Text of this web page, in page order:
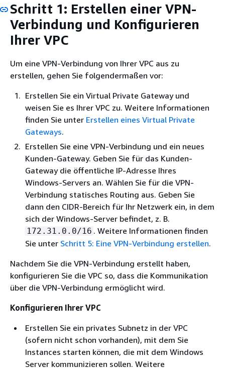
Schritt 1: Erstellen einer VPN-
Verbindung und Konfigurieren
Ihrer VPC
Um eine VPN-Verbindung von Ihrer VPC aus zu
erstellen, gehen Sie folgendermaßen vor:
Erstellen Sie ein Virtual Private Gateway und
weisen Sie es Ihrer VPC zu. Weitere Informationen
finden Sie unter Erstellen eines Virtual Private
Gateways.
Erstellen Sie eine VPN-Verbindung und ein neues
Kunden-Gateway. Geben Sie für das Kunden-
Gateway die öffentliche IP-Adresse Ihres
Windows-Servers an. Wählen Sie für die VPN-
Verbindung statisches Routing aus. Geben Sie
dann den CIDR-Bereich für Ihr Netzwerk ein, in dem
sich der Windows-Server befindet, z. B.
172.31.0.0/16 . Weitere Informationen finden
Sie unter Schritt 5: Eine VPN-Verbindung erstellen.
Nachdem Sie die VPN-Verbindung erstellt haben,
konfigurieren Sie die VPC so, dass die Kommunikation
über die VPN-Verbindung ermöglicht wird.
Konfigurieren Ihrer VPC
Erstellen Sie ein privates Subnetz in der VPC
(sofern nicht schon vorhanden), mit dem Sie
Instances starten können, die mit dem Windows
Server kommunizieren sollen. Weitere